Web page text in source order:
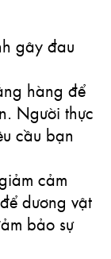
gây đau
hàng để
Người thực
cầu bạn
cảm
dương vật
bảo sự